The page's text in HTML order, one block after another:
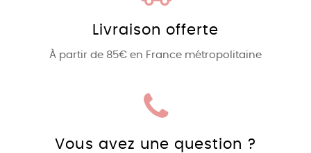
Livraison offerte
À partir de 85€ en France métropolitaine
Vous avez une question ?